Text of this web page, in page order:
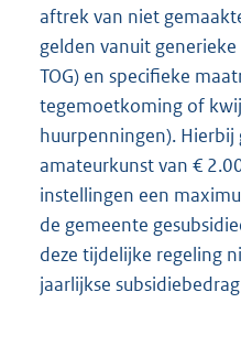
aftrek van niet
gelden vanuit
TOG) en specifieke
tegemoetkoming of
huurpenningen).
amateurkunst van €
instellingen een
de gemeente
deze tijdelijke regeling
jaarlijkse